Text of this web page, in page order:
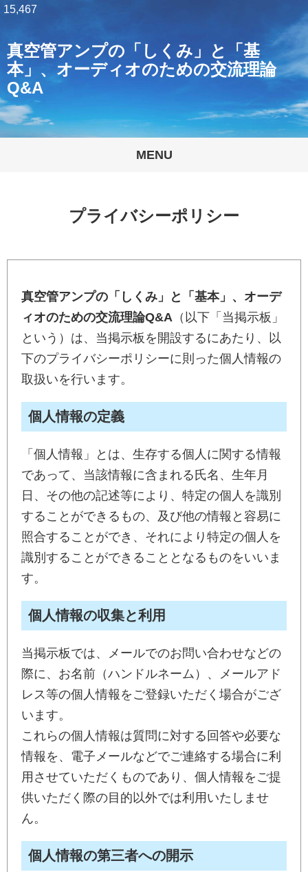
真空管アンプの「しくみ」と「基
本」、オーディオのための交流理論
Q&A
MENU
15,467
プライバシーポリシー
真空管アンプの「しくみ」と「基本」、オーデ
ィオのための交流理論Q&A （以下「当掲示板」
という）は、当掲示板を開設するにあたり、以
下のプライバシーポリシーに則った個人情報の
取扱いを行います。
個人情報の定義
「個人情報」とは、生存する個人に関する情報
であって、当該情報に含まれる氏名、生年月
日、その他の記述等により、特定の個人を識別
することができるもの、及び他の情報と容易に
照合することができ、それにより特定の個人を
識別することができることとなるものをいいま
す。
個人情報の収集と利用
当掲示板では、メールでのお問い合わせなどの
際に、お名前（ハンドルネーム）、メールアド
レス等の個人情報をご登録いただく場合がござ
います。
これらの個人情報は質問に対する回答や必要な
情報を、電子メールなどでご連絡する場合に利
用させていただくものであり、個人情報をご提
供いただく際の目的以外では利用いたしませ
ん。
個人情報の第三者への開示